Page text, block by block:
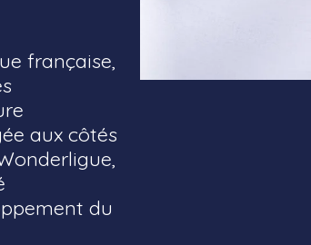
française,
aux côtés
du